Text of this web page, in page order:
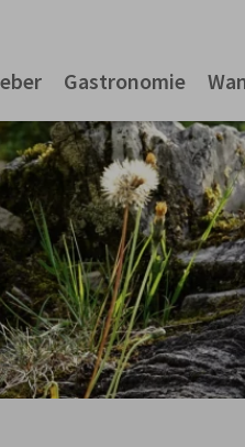
Gastronomie